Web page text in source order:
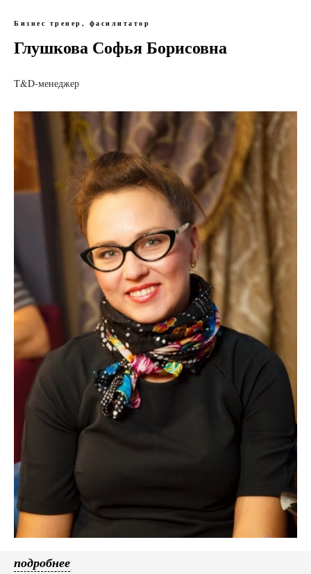
Бизнес тренер, фасилитатор
Глушкова Софья Борисовна
T&D-менеджер
подробнее